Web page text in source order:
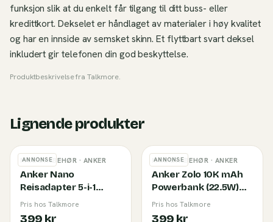
funksjon slik at du enkelt får tilgang til ditt buss- eller
kredittkort. Dekselet er håndlaget av materialer i høy kvalitet
og har en innside av semsket skinn. Et flyttbart svart deksel
inkludert gir telefonen din god beskyttelse.
Produktbeskrivelse fraTalkmore.
Lignende produkter
ANNONSE
MOBILTILBEHØR · ANKER
Anker Nano
Reisadapter 5-i-1
(20W) White
Pris hos Talkmore
399 kr
ANNONSE
MOBILTILBEHØR · ANKER
Anker Zolo 10K mAh
Powerbank (22.5W)
Black
Pris hos Talkmore
399 kr